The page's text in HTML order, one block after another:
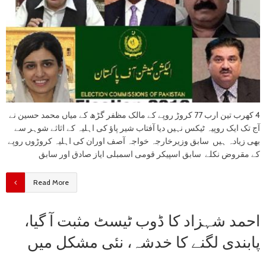
4 کھرب تین ارب 77 کروڑ روپے کے مالک مظفر گڑھ کے میاں محمد حسین نے
آج تک ایک روپیہ ٹیکس نہیں دیا آفتاب شیر پاﺅ کی اہلیہ کے اثاثے شوہر سے
بھی زیادہ ہیں سابق وزیرخارجہ خواجہ آصف اوران کی اہلیہ کروڑوں روپے
کے مقروض نکلے سابق اسپیکر قومی اسمبلی ایاز صادق اور سابق
Read More
احمد شہزاد کا ڈوب ٹیسٹ مثبت آ گیا،
پابندی لگنے کا خدشہ، نئی مشکل میں